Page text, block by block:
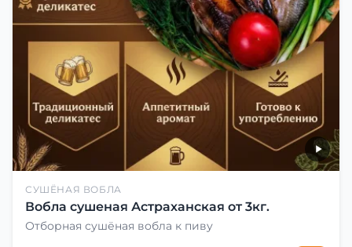
СУШЁНАЯ ВОБЛА
Вобла сушеная Астраханская от 3кг.
Отборная сушёная вобла к пиву